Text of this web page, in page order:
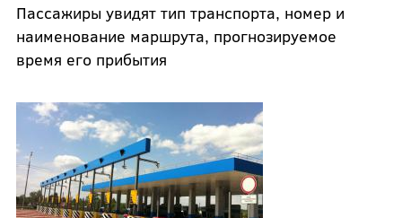
Пассажиры увидят тип транспорта, номер и
наименование маршрута, прогнозируемое
время его прибытия